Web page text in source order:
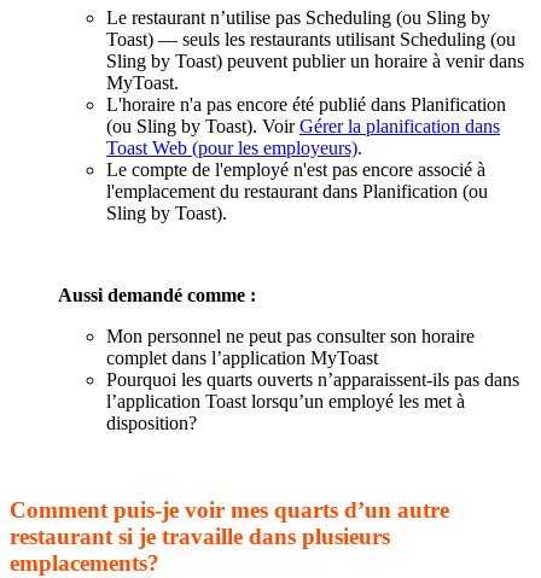
Le restaurant n’utilise pas Scheduling (ou Sling by
Toast) — seuls les restaurants utilisant Scheduling (ou
Sling by Toast) peuvent publier un horaire à venir dans
MyToast.
L'horaire n'a pas encore été publié dans Planification
(ou Sling by Toast). VoirGérer la planification dans
Toast Web (pour les employeurs).
Le compte de l'employé n'est pas encore associé à
l'emplacement du restaurant dans Planification (ou
Sling by Toast).
Aussi demandé comme :
Mon personnel ne peut pas consulter son horaire
complet dans l’application MyToast
Pourquoi les quarts ouverts n’apparaissent-ils pas dans
l’application Toast lorsqu’un employé les met à
disposition?
Comment puis-je voir mes quarts d’un autre
restaurant si je travaille dans plusieurs
emplacements?